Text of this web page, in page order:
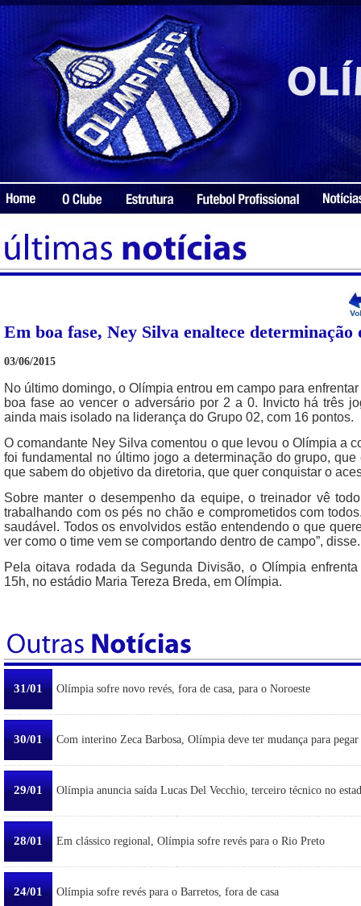
Em boa fase, Ney Silva enaltece
03/06/2015
No último domingo, o Olímpia entrou em campo para
boa fase ao vencer o adversário por 2 a 0. Invicto há três
ainda mais isolado na liderança do Grupo 02, com 16 pontos.
O comandante Ney Silva comentou o que levou o Olímpia a
foi fundamental no último jogo a determinação do grupo,
que sabem do objetivo da diretoria, que quer conquistar o
Sobre manter o desempenho da equipe, o treinador vê
trabalhando com os pés no chão e comprometidos com
saudável. Todos os envolvidos estão entendendo o que
ver como o time vem se comportando dentro de campo”, disse.
Pela oitava rodada da Segunda Divisão, o Olímpia
15h, no estádio Maria Tereza Breda, em Olímpia.
31/01 Olímpia sofre novo revés, fora de casa, para o Noroeste
30/01 Com interino Zeca Barbosa, Olímpia deve ter mudança para pegar
29/01 Olímpia anuncia saída Lucas Del Vecchio, terceiro técnico no
28/01 Em clássico regional, Olímpia sofre revés para o Rio Preto
24/01 Olímpia sofre revés para o Barretos, fora de casa